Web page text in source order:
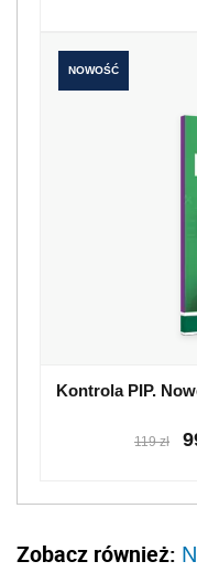
NOWOŚĆ
Kontrola PIP.
119 zł
Zobacz również: